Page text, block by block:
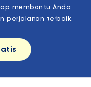
membantu Anda
perjalanan terbaik.